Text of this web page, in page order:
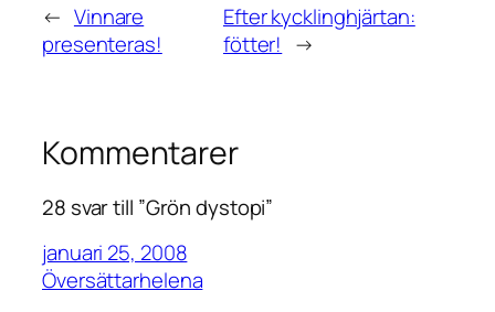
← Vinnare
presenteras!
Efter kycklinghjärtan:
fötter! →
Kommentarer
28 svar till ”Grön dystopi”
januari 25, 2008
Översättarhelena